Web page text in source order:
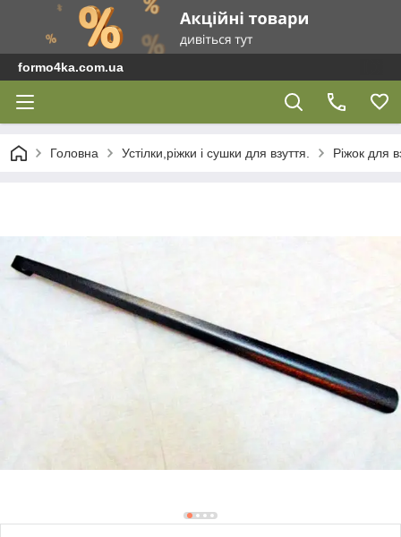
formo4ka.com.ua
Головна Устілки,ріжки і сушки для взуття. Ріжок для